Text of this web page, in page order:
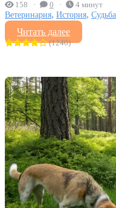
158 0 4 минут
Ветеринария, История, Судьба
Читать далее
(1240)